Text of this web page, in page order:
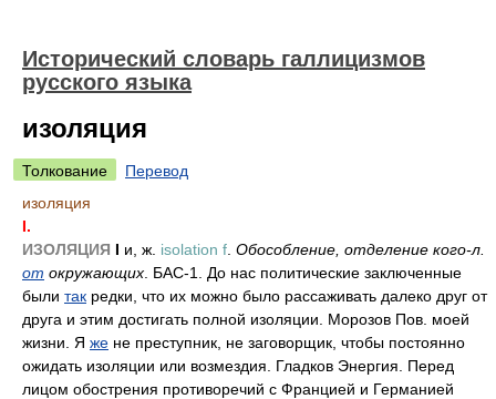
Исторический словарь галлицизмов
русского языка
изоляция
Толкование
Перевод
изоляция
I.
ИЗОЛЯЦИЯ I и, ж. isolation f Обособление, отделение кого-л.
от окружающих . БАС-1. До нас политические заключенные
были так редки, что их можно было рассаживать далеко друг от
друга и этим достигать полной изоляции. Морозов Пов. моей
жизни. Я же не преступник, не заговорщик, чтобы постоянно
ожидать изоляции или возмездия. Гладков Энергия. Перед
лицом обострения противоречий с Францией и Германией